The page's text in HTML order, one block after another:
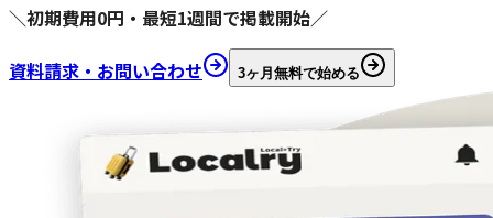
＼初期費用0円・最短1週間で掲載開始／
資料請求・お問い合わせ
3ヶ月無料で始める